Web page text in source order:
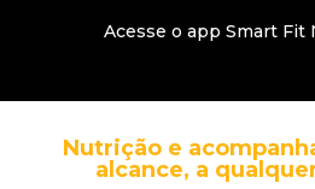
Acesse o app Smart Fit
Nutrição e
alcance, a